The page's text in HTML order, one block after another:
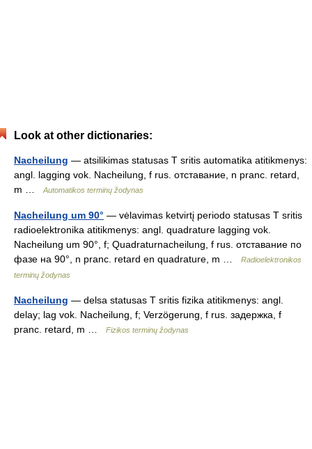
Look at other dictionaries:
Nacheilung — atsilikimas statusas T sritis automatika atitikmenys:
angl. lagging vok. Nacheilung, f rus. отставание, n pranc. retard,
m …
Automatikos terminų žodynas
Nacheilung um 90° — vėlavimas ketvirtį periodo statusas T sritis
radioelektronika atitikmenys: angl. quadrature lagging vok.
Nacheilung um 90°, f; Quadraturnacheilung, f rus. отставание по
фазе на 90°, n pranc. retard en quadrature, m …
Radioelektronikos
terminų žodynas
Nacheilung — delsa statusas T sritis fizika atitikmenys: angl.
delay; lag vok. Nacheilung, f; Verzögerung, f rus. задержка, f
pranc. retard, m …
Fizikos terminų žodynas